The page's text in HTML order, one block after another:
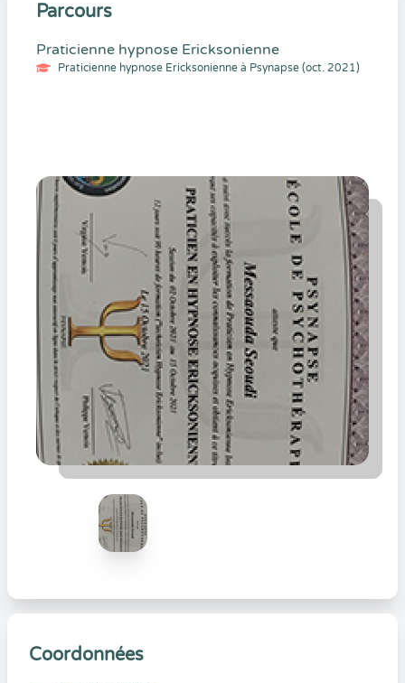
Parcours
Praticienne hypnose Ericksonienne
Praticienne hypnose Ericksonienne à Psynapse (oct. 2021)
Coordonnées